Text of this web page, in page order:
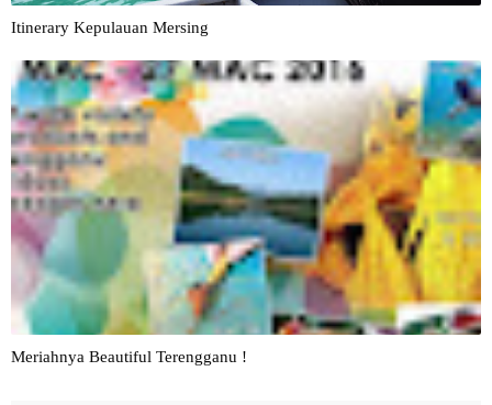
Itinerary Kepulauan Mersing
Meriahnya Beautiful Terengganu !